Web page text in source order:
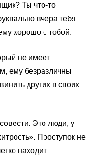
Ты что-то
вчера тебя
хорошо с тобой.
не имеет
ему безразличны
других в своих
Это люди, у
Проступок не
находит